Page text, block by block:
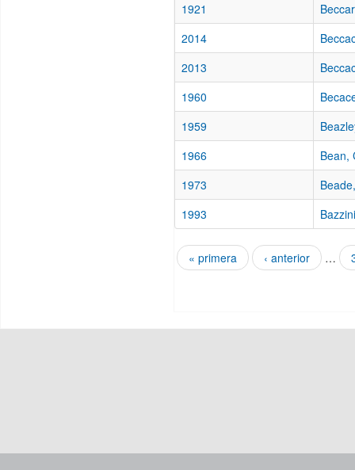
1921
2014
2013
1960
1959
1966
Bean,
1973
1993
Páginas
« primera ‹ anterior …